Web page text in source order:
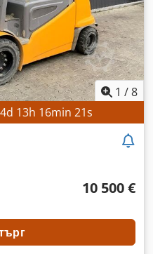
V Капацитет на
17 268 ч. ОБОРУДВАНЕ
Зарядно устройство
1 /8
4d 13h 16min 18s
10 500 €